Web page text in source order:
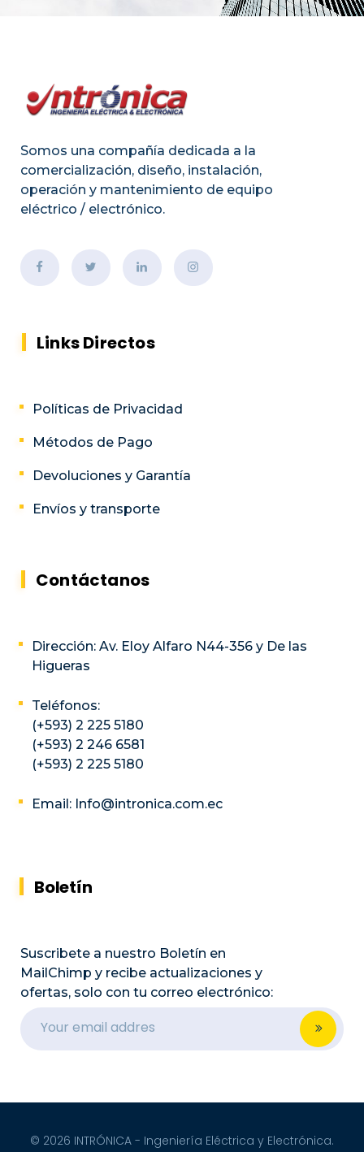
Somos una compañía dedicada a la
comercialización, diseño, instalación,
operación y mantenimiento de equipo
eléctrico / electrónico.
Links Directos
Políticas de Privacidad
Métodos de Pago
Devoluciones y Garantía
Envíos y transporte
Contáctanos
Dirección: Av. Eloy Alfaro N44-356 y De las
Higueras
Teléfonos:
(+593) 2 225 5180
(+593) 2 246 6581
(+593) 2 225 5180
Email: Info@intronica.com.ec
Boletín
Suscribete a nuestro Boletín en
MailChimp y recibe actualizaciones y
ofertas, solo con tu correo electrónico:
© 2026 INTRÓNICA - Ingeniería Eléctrica y Electrónica.